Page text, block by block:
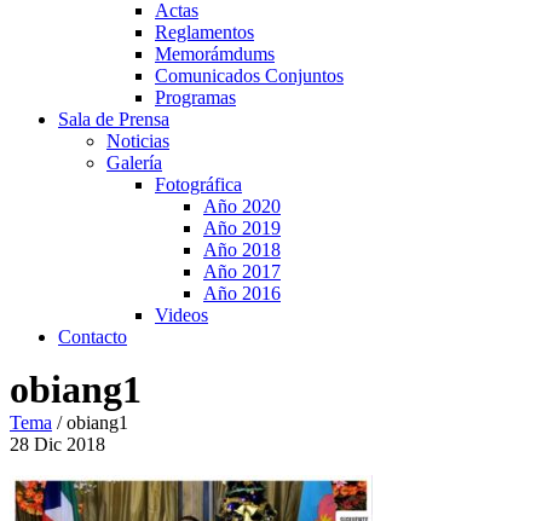
Actas
Reglamentos
Memorámdums
Comunicados Conjuntos
Programas
Sala de Prensa
Noticias
Galería
Fotográfica
Año 2020
Año 2019
Año 2018
Año 2017
Año 2016
Videos
Contacto
obiang1
Tema /obiang1
28 Dic 2018